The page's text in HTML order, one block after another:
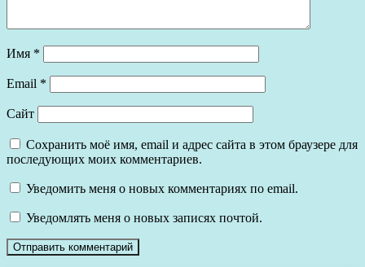
Имя *
Email *
Сайт
Сохранить моё имя, email и адрес сайта в этом браузере для
последующих моих комментариев.
Уведомить меня о новых комментариях по email.
Уведомлять меня о новых записях почтой.